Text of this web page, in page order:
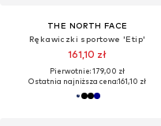
THE NORTH FACE
Rękawiczki sportowe 'Etip'
161,10 zł
Pierwotnie: 179,00 zł
Ostatnia najniższa cena:161,10 zł